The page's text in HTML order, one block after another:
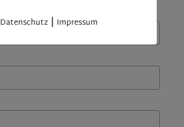
Datenschutz | Impressum